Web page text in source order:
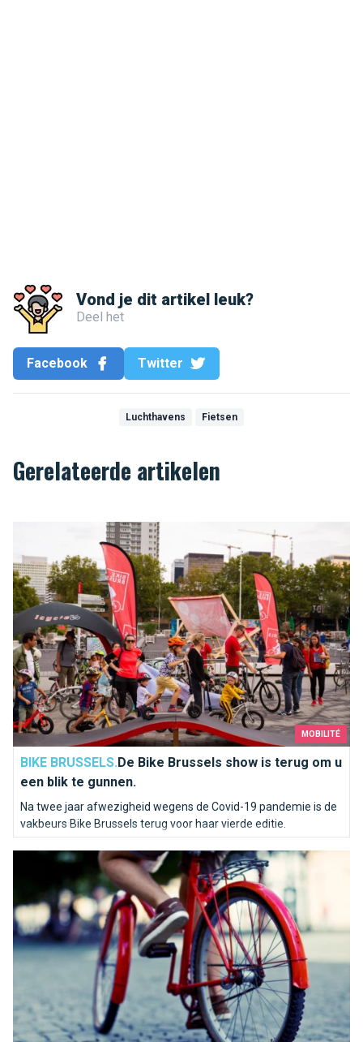
Vond je dit artikel leuk?
Deel het
Facebook Twitter
Luchthavens Fietsen
Gerelateerde artikelen
MOBILITÉ
BIKE BRUSSELS.De Bike Brussels show is terug om u
een blik te gunnen.
Na twee jaar afwezigheid wegens de Covid-19 pandemie is de
vakbeurs Bike Brussels terug voor haar vierde editie.
De Bike Brussels show is terug om u een blik te gunnen.
Misvattingen over fietsen in Brussel